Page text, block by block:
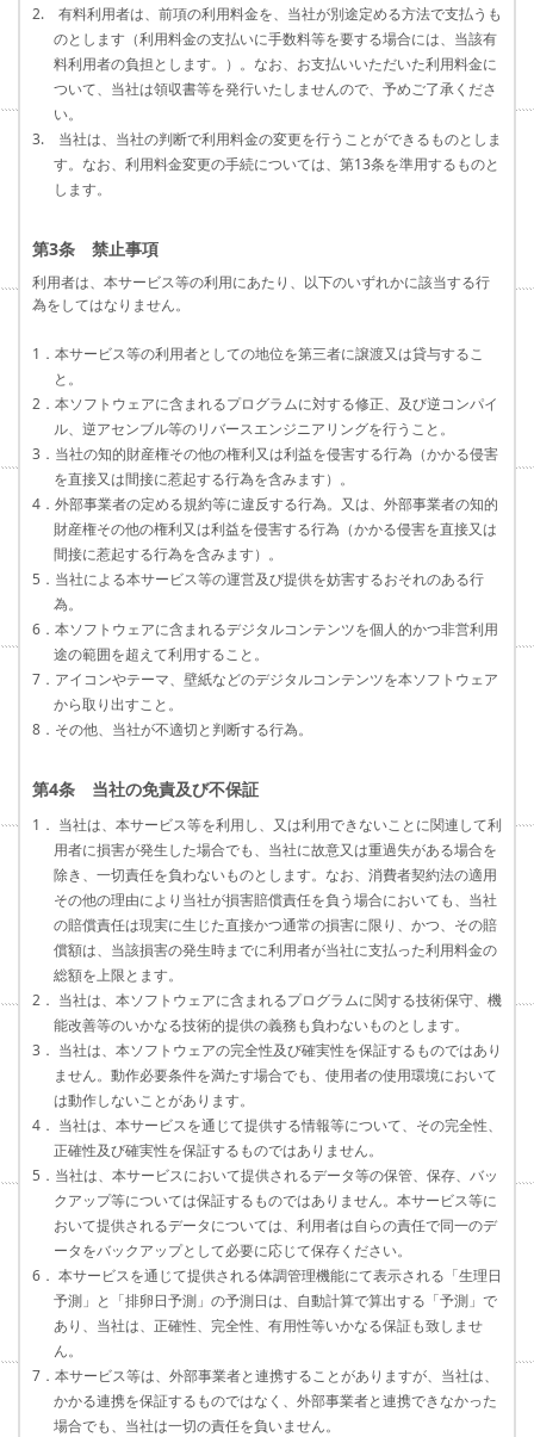
2. 有料利用者は、前項の利用料金を、当社が別途定める方法で支払うも
のとします（利用料金の支払いに手数料等を要する場合には、当該有
料利用者の負担とします。）。なお、お支払いいただいた利用料金に
ついて、当社は領収書等を発行いたしませんので、予めご了承くださ
い。
3. 当社は、当社の判断で利用料金の変更を行うことができるものとしま
す。なお、利用料金変更の手続については、第13条を準用するものと
します。
第3条 禁止事項
利用者は、本サービス等の利用にあたり、以下のいずれかに該当する行
為をしてはなりません。
1．本サービス等の利用者としての地位を第三者に譲渡又は貸与するこ
と。
2．本ソフトウェアに含まれるプログラムに対する修正、及び逆コンパイ
ル、逆アセンブル等のリバースエンジニアリングを行うこと。
3．当社の知的財産権その他の権利又は利益を侵害する行為（かかる侵害
を直接又は間接に惹起する行為を含みます）。
4．外部事業者の定める規約等に違反する行為。又は、外部事業者の知的
財産権その他の権利又は利益を侵害する行為（かかる侵害を直接又は
間接に惹起する行為を含みます）。
5．当社による本サービス等の運営及び提供を妨害するおそれのある行
為。
6．本ソフトウェアに含まれるデジタルコンテンツを個人的かつ非営利用
途の範囲を超えて利用すること。
7．アイコンやテーマ、壁紙などのデジタルコンテンツを本ソフトウェア
から取り出すこと。
8．その他、当社が不適切と判断する行為。
第4条 当社の免責及び不保証
1． 当社は、本サービス等を利用し、又は利用できないことに関連して利
用者に損害が発生した場合でも、当社に故意又は重過失がある場合を
除き、一切責任を負わないものとします。なお、消費者契約法の適用
その他の理由により当社が損害賠償責任を負う場合においても、当社
の賠償責任は現実に生じた直接かつ通常の損害に限り、かつ、その賠
償額は、当該損害の発生時までに利用者が当社に支払った利用料金の
総額を上限とます。
2． 当社は、本ソフトウェアに含まれるプログラムに関する技術保守、機
能改善等のいかなる技術的提供の義務も負わないものとします。
3． 当社は、本ソフトウェアの完全性及び確実性を保証するものではあり
ません。動作必要条件を満たす場合でも、使用者の使用環境において
は動作しないことがあります。
4． 当社は、本サービスを通じて提供する情報等について、その完全性、
正確性及び確実性を保証するものではありません。
5．当社は、本サービスにおいて提供されるデータ等の保管、保存、バッ
クアップ等については保証するものではありません。本サービス等に
おいて提供されるデータについては、利用者は自らの責任で同一のデ
ータをバックアップとして必要に応じて保存ください。
6． 本サービスを通じて提供される体調管理機能にて表示される「生理日
予測」と「排卵日予測」の予測日は、自動計算で算出する「予測」で
あり、当社は、正確性、完全性、有用性等いかなる保証も致しませ
ん。
7．本サービス等は、外部事業者と連携することがありますが、当社は、
かかる連携を保証するものではなく、外部事業者と連携できなかった
場合でも、当社は一切の責任を負いません。